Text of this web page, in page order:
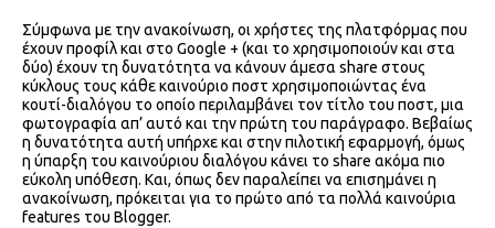
Σύμφωνα με την ανακοίνωση, οι χρήστες της πλατφόρμας που
έχουν προφίλ και στο Google + (και το χρησιμοποιούν και στα
δύο) έχουν τη δυνατότητα να κάνουν άμεσα share στους
κύκλους τους κάθε καινούριο ποστ χρησιμοποιώντας ένα
κουτί-διαλόγου το οποίο περιλαμβάνει τον τίτλο του ποστ, μια
φωτογραφία απ’ αυτό και την πρώτη του παράγραφο. Βεβαίως
η δυνατότητα αυτή υπήρχε και στην πιλοτική εφαρμογή, όμως
η ύπαρξη του καινούριου διαλόγου κάνει το share ακόμα πιο
εύκολη υπόθεση. Και, όπως δεν παραλείπει να επισημάνει η
ανακοίνωση, πρόκειται για το πρώτο από τα πολλά καινούρια
features του Blogger.